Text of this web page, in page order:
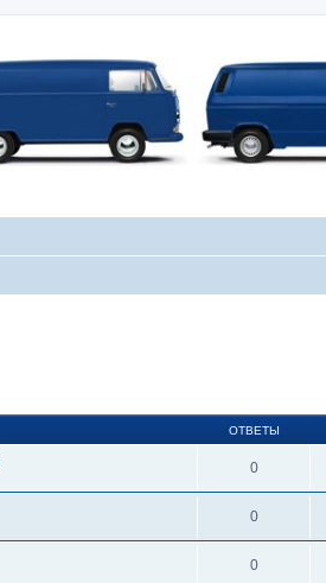
ОТВЕТЫ
0
0
0